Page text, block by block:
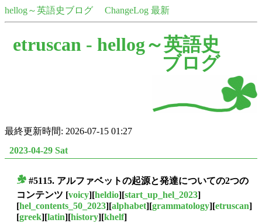
hellog～英語史ブログ ChangeLog 最新
etruscan - hellog～英語史
ブログ
最終更新時間: 2026-07-15 01:27
2023-04-29 Sat
#5115. アルファベットの起源と発達についての2つの
コンテンツ [voicy][heldio][start_up_hel_2023]
[hel_contents_50_2023][alphabet][grammatology][etruscan]
[greek][latin][history][khelf]